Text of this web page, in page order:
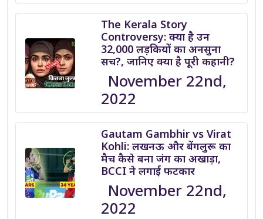
The Kerala Story
Controversy: क्या है उन
32,000 लड़कियों का अनसुना
सच?, जानिए क्या है पूरी कहानी?
November 22nd,
2022
Gautam Gambhir vs Virat
Kohli: लखनऊ और बेंगलुरू का
मैच कैसे बना जंग का अखाड़ा,
BCCI ने लगाई फटकार
November 22nd,
2022